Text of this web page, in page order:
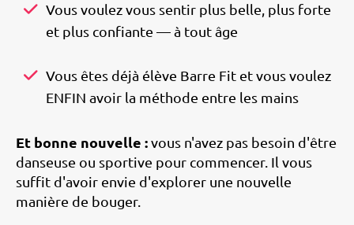
Vous voulez vous sentir plus belle, plus forte
et plus confiante — à tout âge
Vous êtes déjà élève Barre Fit et vous voulez
ENFIN avoir la méthode entre les mains
Et bonne nouvelle :vous n'avez pas besoin d'être
danseuse ou sportive pour commencer. Il vous
suffit d'avoir envie d'explorer une nouvelle
manière de bouger.